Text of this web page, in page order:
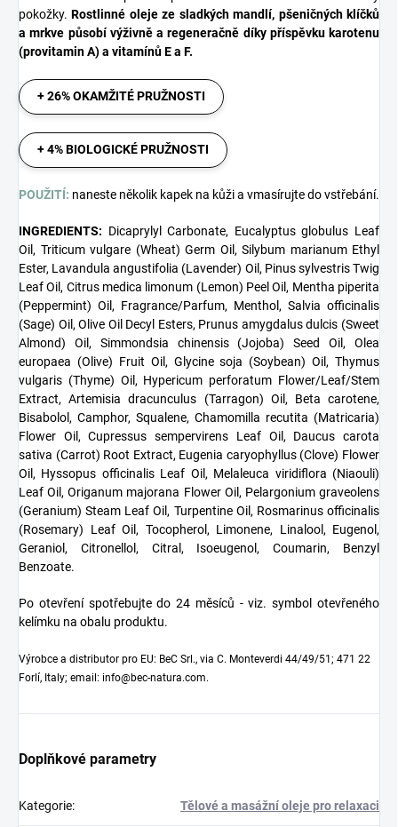
pokožky.Rostlinné oleje ze sladkých mandlí, pšeničných klíčků
a mrkve působí výživně a regeneračně díky příspěvku karotenu
(provitamin A) a vitamínů E a F.
+ 26% OKAMŽITÉ PRUŽNOSTI
+ 4% BIOLOGICKÉ PRUŽNOSTI
POUŽITÍ: naneste několik kapek na kůži a vmasírujte do vstřebání.
INGREDIENTS: Dicaprylyl Carbonate, Eucalyptus globulus Leaf
Oil, Triticum vulgare (Wheat) Germ Oil, Silybum marianum Ethyl
Ester, Lavandula angustifolia (Lavender) Oil, Pinus sylvestris Twig
Leaf Oil, Citrus medica limonum (Lemon) Peel Oil, Mentha piperita
(Peppermint) Oil, Fragrance/Parfum, Menthol, Salvia officinalis
(Sage) Oil, Olive Oil Decyl Esters, Prunus amygdalus dulcis (Sweet
Almond) Oil, Simmondsia chinensis (Jojoba) Seed Oil, Olea
europaea (Olive) Fruit Oil, Glycine soja (Soybean) Oil, Thymus
vulgaris (Thyme) Oil, Hypericum perforatum Flower/Leaf/Stem
Extract, Artemisia dracunculus (Tarragon) Oil, Beta carotene,
Bisabolol, Camphor, Squalene, Chamomilla recutita (Matricaria)
Flower Oil, Cupressus sempervirens Leaf Oil, Daucus carota
sativa (Carrot) Root Extract, Eugenia caryophyllus (Clove) Flower
Oil, Hyssopus officinalis Leaf Oil, Melaleuca viridiflora (Niaouli)
Leaf Oil, Origanum majorana Flower Oil, Pelargonium graveolens
(Geranium) Steam Leaf Oil, Turpentine Oil, Rosmarinus officinalis
(Rosemary) Leaf Oil, Tocopherol, Limonene, Linalool, Eugenol,
Geraniol, Citronellol, Citral, Isoeugenol, Coumarin, Benzyl
Benzoate.
Po otevření spotřebujte do 24 měsíců - viz. symbol otevřeného
kelímku na obalu produktu.
Výrobce a distributor pro EU: BeC Srl., via C. Monteverdi 44/49/51; 471 22
Forlí, Italy; email: info@bec-natura.com.
Doplňkové parametry
Kategorie: Tělové a masážní oleje pro relaxaci